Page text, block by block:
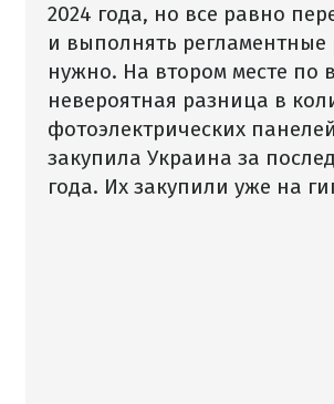
2024 года, но все равно
и выполнять регламентные
нужно. На втором месте по
невероятная разница в
фотоэлектрических
закупила Украина за
года. Их закупили уже на